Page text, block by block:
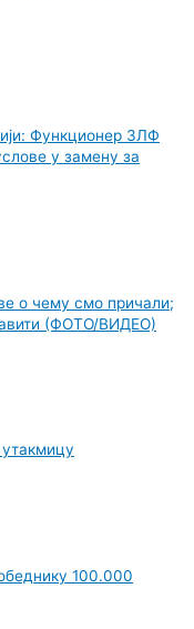
Функционер ЗЛФ
у замену за
о чему смо причали;
(ФОТО/ВИДЕО)
100.000